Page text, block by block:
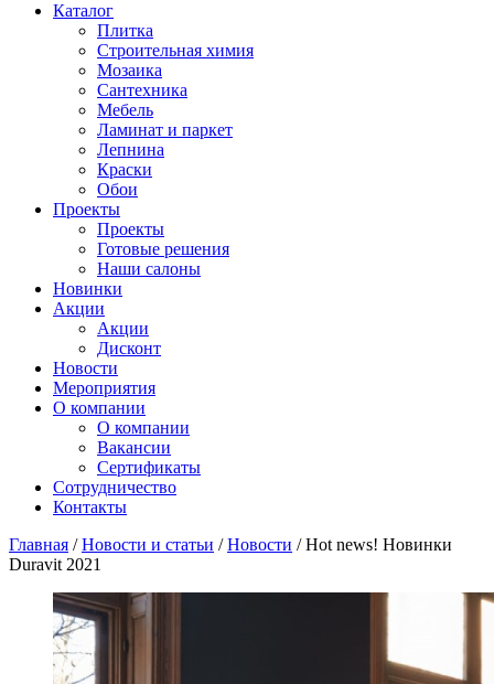
Каталог
Плитка
Строительная химия
Мозаика
Сантехника
Мебель
Ламинат и паркет
Лепнина
Краски
Обои
Проекты
Проекты
Готовые решения
Наши салоны
Новинки
Акции
Акции
Дисконт
Новости
Мероприятия
О компании
О компании
Вакансии
Сертификаты
Сотрудничество
Контакты
Главная /Новости и статьи /Новости /Hot news! Новинки
Duravit 2021